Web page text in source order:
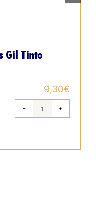
Gil Tinto
9,30€
Disfrutando'0
-